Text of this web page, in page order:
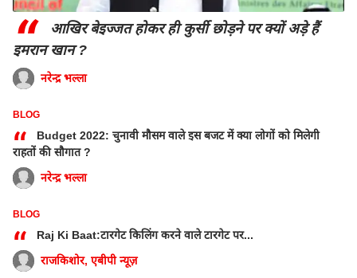
“
आखिर बेइज्जत होकर ही कुर्सी छोड़ने पर क्यों अड़े हैं
इमरान खान ?
नरेन्द्र भल्ला
BLOG
“
Budget 2022: चुनावी मौसम वाले इस बजट में क्या लोगों को मिलेगी
राहतों की सौगात ?
नरेन्द्र भल्ला
BLOG
“
Raj Ki Baat:टारगेट किलिंग करने वाले टारगेट पर...
राजकिशोर, एबीपी न्यूज़